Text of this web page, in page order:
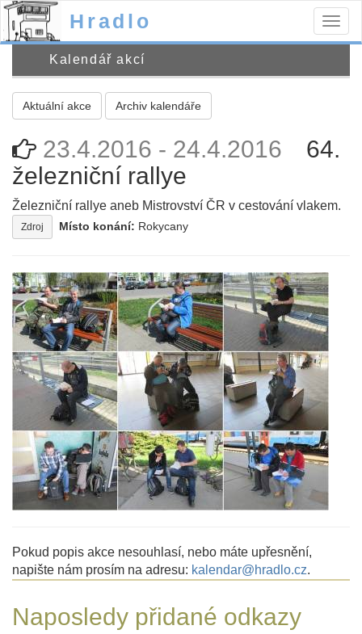
Hradlo
Kalendář akcí
Aktuální akce Archiv kalendáře
23.4.2016 - 24.4.2016
64.
železniční rallye
Železniční rallye aneb Mistrovství ČR v cestování vlakem.
Zdroj Místo konání: Rokycany
Pokud popis akce nesouhlasí, nebo máte upřesnění,
napište nám prosím na adresu: kalendar@hradlo.cz.
Naposledy přidané odkazy